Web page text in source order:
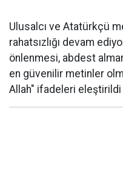
Ulusalcı ve Atatürkçü
rahatsızlığı devam
önlenmesi, abdest
en güvenilir metinler
Allah" ifadeleri eleştirildi